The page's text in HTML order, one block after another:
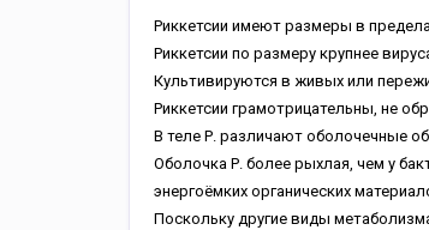
Риккетсии имеют размеры в
Риккетсии по размеру крупнее
Культивируются в живых или
Риккетсии грамотрицательны, не
В теле Р. различают оболочечные
Оболочка Р. более рыхлая, чем у
энергоёмких органических
Поскольку другие виды